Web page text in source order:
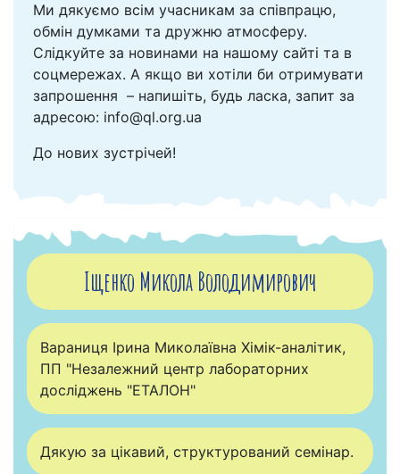
Ми дякуємо всім учасникам за співпрацю,
обмін думками та дружню атмосферу.
Слідкуйте за новинами на нашому сайті та в
соцмережах. А якщо ви хотіли би отримувати
запрошення – напишіть, будь ласка, запит за
адресою: info@ql.org.ua
До нових зустрічей!
Іщенко Микола Володимирович
Вараниця Ірина Миколаївна Хімік-аналітик,
ПП "Незалежний центр лабораторних
досліджень "ЕТАЛОН"
Дякую за цікавий, структурований семінар.